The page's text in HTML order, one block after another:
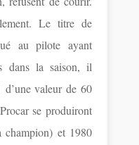
Le titre de
au pilote ayant
dans la saison, il
valeur de 60
se produiront
champion) et 1980